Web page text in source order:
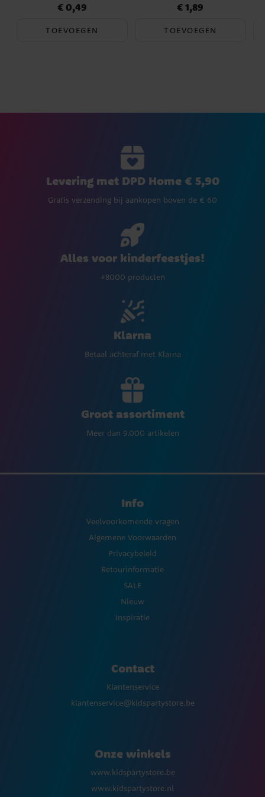
Prijs :€ 0,49
€ 0,49
TOEVOEGEN
Prijs :€ 1,89
€ 1,89
TOEVOEGEN
Levering met DPD Home € 5,90
Gratis verzending bij aankopen boven de € 60
Alles voor kinderfeestjes!
+8000 producten
Klarna
Betaal achteraf met Klarna
Groot assortiment
Meer dan 9.000 artikelen
Info
Veelvoorkomende vragen
Algemene Voorwaarden
Privacybeleid
Retourinformatie
SALE
Nieuw
Inspiratie
Contact
Klantenservice
klantenservice@kidspartystore.be
Onze winkels
www.kidspartystore.be
www.kidspartystore.nl